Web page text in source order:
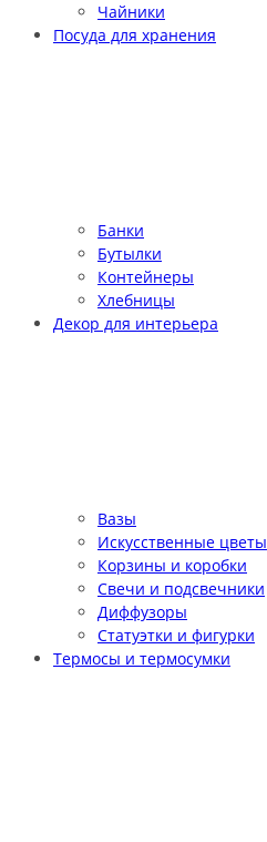
Чайники
Посуда для хранения
Банки
Бутылки
Контейнеры
Хлебницы
Декор для интерьера
Вазы
Искусственные цветы
Корзины и коробки
Свечи и подсвечники
Диффузоры
Статуэтки и фигурки
Термосы и термосумки